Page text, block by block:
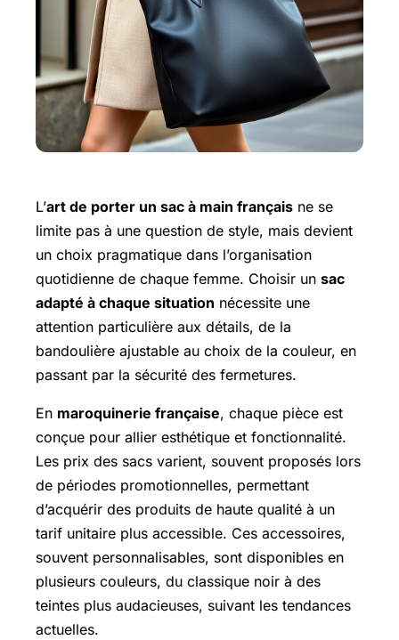
L’art de porter un sac à main français ne se
limite pas à une question de style, mais devient
un choix pragmatique dans l’organisation
quotidienne de chaque femme. Choisir un sac
adapté à chaque situation nécessite une
attention particulière aux détails, de la
bandoulière ajustable au choix de la couleur, en
passant par la sécurité des fermetures.
En maroquinerie française, chaque pièce est
conçue pour allier esthétique et fonctionnalité.
Les prix des sacs varient, souvent proposés lors
de périodes promotionnelles, permettant
d’acquérir des produits de haute qualité à un
tarif unitaire plus accessible. Ces accessoires,
souvent personnalisables, sont disponibles en
plusieurs couleurs, du classique noir à des
teintes plus audacieuses, suivant les tendances
actuelles.